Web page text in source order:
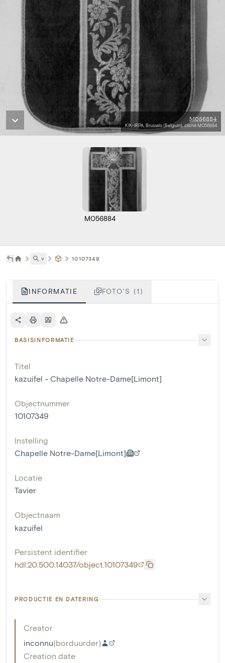
M056884
KIK-IRPA, Brussels (Belgium), cliché M056884
M056884
˅ 10107349
INFORMATIE FOTO'S (1)
BASISINFORMATIE
Titel
kazuifel - Chapelle Notre-Dame[Limont]
Objectnummer
10107349
Instelling
Chapelle Notre-Dame[Limont]
Locatie
Tavier
Objectnaam
kazuifel
Persistent identifier
hdl:20.500.14037/object.10107349
PRODUCTIE EN DATERING
Creator
inconnu(borduurder)
Creation date